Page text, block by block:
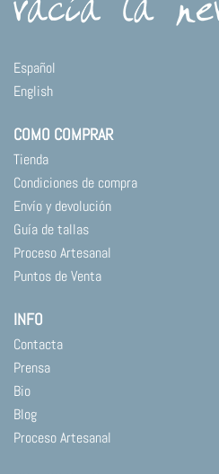
Español
English
COMO COMPRAR
Tienda
Condiciones de compra
Envío y devolución
Guía de tallas
Proceso Artesanal
Puntos de Venta
INFO
Contacta
Prensa
Bio
Blog
Proceso Artesanal